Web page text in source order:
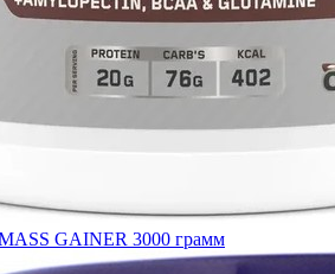
GAINER 3000 грамм